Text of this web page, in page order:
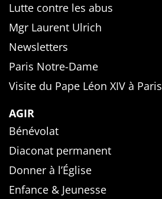
Lutte contre les abus
Mgr Laurent Ulrich
Newsletters
Paris Notre-Dame
Visite du Pape Léon XIV à Paris
AGIR
Bénévolat
Diaconat permanent
Donner à l’Église
Enfance & Jeunesse